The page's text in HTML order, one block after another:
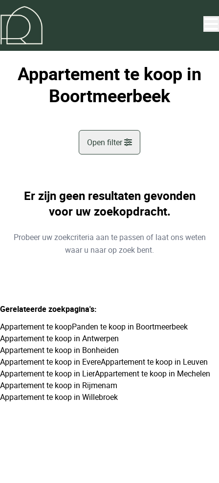
Ga naar hoofdinhoud
Appartement te koop in
Boortmeerbeek
Open filter
Boortmeerbeek (3190) Remove
Appartement Remove
Max. budget
Zoeken
Kaartweergave
Sorteer op
Er zijn geen resultaten gevonden
voor uw zoekopdracht.
Probeer uw zoekcriteria aan te passen of laat ons weten
waar u naar op zoek bent.
Gerelateerde zoekpagina's:
Appartement te koopPanden te koop in Boortmeerbeek
Appartement te koop in Antwerpen
Appartement te koop in Bonheiden
Appartement te koop in EvereAppartement te koop in Leuven
Appartement te koop in LierAppartement te koop in Mechelen
Appartement te koop in Rijmenam
Appartement te koop in Willebroek